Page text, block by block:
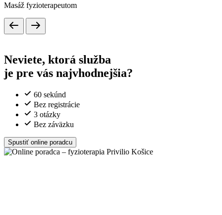
Masáž fyzioterapeutom
Neviete, ktorá služba
je pre vás najvhodnejšia?
60 sekúnd
Bez registrácie
3 otázky
Bez záväzku
Spustiť online poradcu